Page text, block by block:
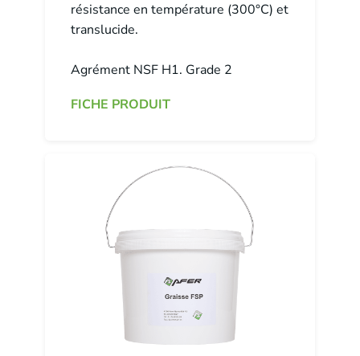
résistance en température (300°C) et
translucide.
Agrément NSF H1. Grade 2
FICHE PRODUIT